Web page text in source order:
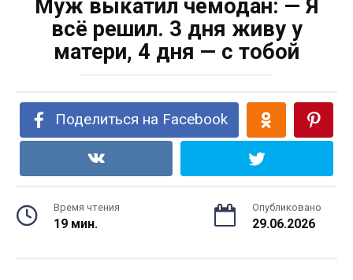
Муж выкатил чемодан: — Я
всё решил. 3 дня живу у
матери, 4 дня — с тобой
Поделиться на Facebook
Время чтения
19 мин.
Опубликовано
29.06.2026